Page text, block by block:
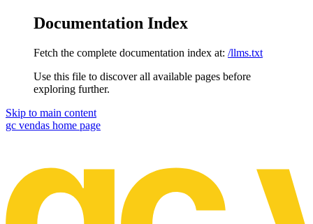
Documentation Index
Fetch the complete documentation index at: /llms.txt
Use this file to discover all available pages before
exploring further.
Skip to main content
gc vendas home page